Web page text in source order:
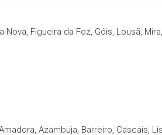
Figueira da Foz, Góis, Lousã,
Azambuja, Barreiro, Cascais,